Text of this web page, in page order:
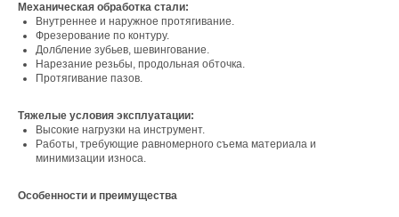
Механическая обработка стали:
Внутреннее и наружное протягивание.
Фрезерование по контуру.
Долбление зубьев, шевингование.
Нарезание резьбы, продольная обточка.
Протягивание пазов.
Тяжелые условия эксплуатации:
Высокие нагрузки на инструмент.
Работы, требующие равномерного съема материала и
минимизации износа.
Особенности и преимущества